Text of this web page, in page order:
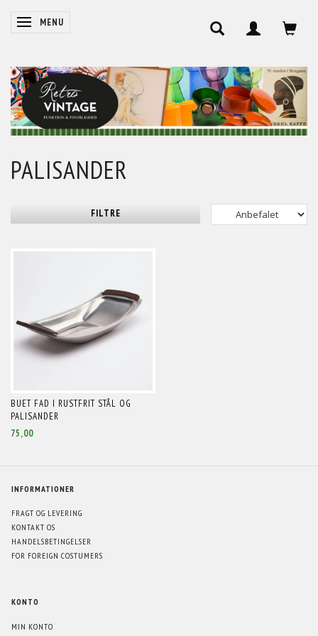
SKIFTE NAVIGATION
MENU
PALISANDER
FILTRE
BUET FAD I RUSTFRIT STÅL OG
PALISANDER
75,00
INFORMATIONER
FRAGT OG LEVERING
KONTAKT OS
HANDELSBETINGELSER
FOR FOREIGN COSTUMERS
KONTO
MIN KONTO